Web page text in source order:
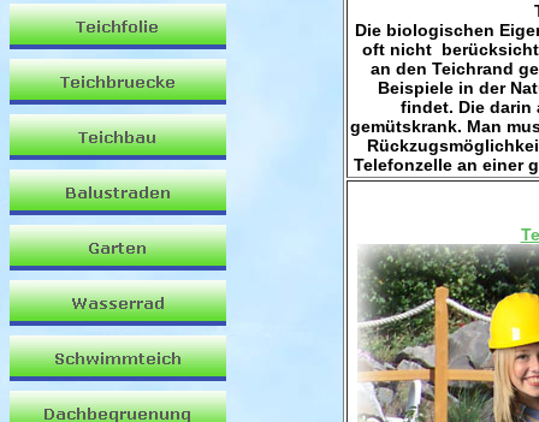
Die biologischen
oft nicht
an den Teichrand
Beispiele in der
findet. Die darin
gemütskrank. Man
Telefonzelle an einer